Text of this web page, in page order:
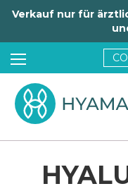
Verkauf nur für